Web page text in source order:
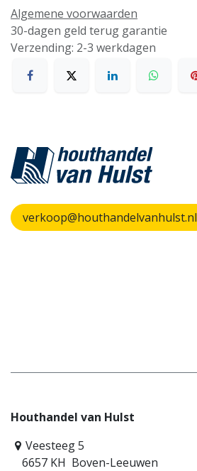
Algemene voorwaarden
30-dagen geld terug garantie
Verzending: 2-3 werkdagen
verkoop@houthandelvanhulst.nl
Houthandel van Hulst
Veesteeg 5
6657 KH Boven-Leeuwen